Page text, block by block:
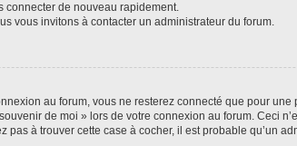
connecter de nouveau rapidement.
vous invitons à contacter un administrateur du forum.
au forum, vous ne resterez connecté que pour
de moi » lors de votre connexion au forum. Ceci
à trouver cette case à cocher, il est probable qu’un